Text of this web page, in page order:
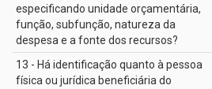
especificando unidade orçamentária,
função, subfunção, natureza da
despesa e a fonte dos recursos?
13 - Há identificação quanto à pessoa
física ou jurídica beneficiária do